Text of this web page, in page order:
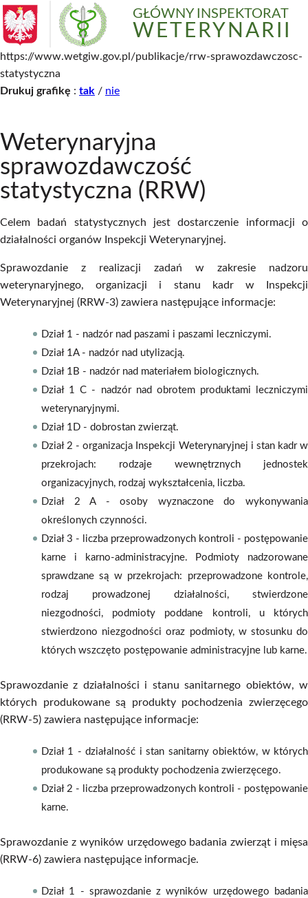
GŁÓWNY INSPEKTORAT
WETERYNARII
https://www.wetgiw.gov.pl/publikacje/rrw-sprawozdawczosc-
statystyczna
Drukuj grafikę : tak / nie
Weterynaryjna
sprawozdawczość
statystyczna (RRW)
Celem badań statystycznych jest dostarczenie informacji o
działalności organów Inspekcji Weterynaryjnej.
Sprawozdanie z realizacji zadań w zakresie nadzoru
weterynaryjnego, organizacji i stanu kadr w Inspekcji
Weterynaryjnej (RRW-3) zawiera następujące informacje:
Dział 1 - nadzór nad paszami i paszami leczniczymi.
Dział 1A - nadzór nad utylizacją.
Dział 1B - nadzór nad materiałem biologicznych.
Dział 1 C - nadzór nad obrotem produktami leczniczymi
weterynaryjnymi.
Dział 1D - dobrostan zwierząt.
Dział 2 - organizacja Inspekcji Weterynaryjnej i stan kadr w
przekrojach: rodzaje wewnętrznych jednostek
organizacyjnych, rodzaj wykształcenia, liczba.
Dział 2 A - osoby wyznaczone do wykonywania
określonych czynności.
Dział 3 - liczba przeprowadzonych kontroli - postępowanie
karne i karno-administracyjne. Podmioty nadzorowane
sprawdzane są w przekrojach: przeprowadzone kontrole,
rodzaj prowadzonej działalności, stwierdzone
niezgodności, podmioty poddane kontroli, u których
stwierdzono niezgodności oraz podmioty, w stosunku do
których wszczęto postępowanie administracyjne lub karne.
Sprawozdanie z działalności i stanu sanitarnego obiektów, w
których produkowane są produkty pochodzenia zwierzęcego
(RRW-5) zawiera następujące informacje:
Dział 1 - działalność i stan sanitarny obiektów, w których
produkowane są produkty pochodzenia zwierzęcego.
Dział 2 - liczba przeprowadzonych kontroli - postępowanie
karne.
Sprawozdanie z wyników urzędowego badania zwierząt i mięsa
(RRW-6) zawiera następujące informacje.
Dział 1 - sprawozdanie z wyników urzędowego badania